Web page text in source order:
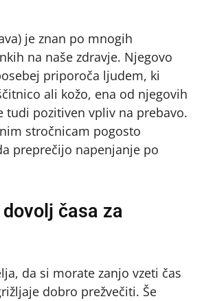
je znan po mnogih
na naše zdravje. Njegovo
priporoča ljudem, ki
ali kožo, ena od njegovih
tudi pozitiven vpliv na prebavo.
stročnicam pogosto
preprečijo napenjanje po
časa za
da si morate zanjo vzeti čas
dobro prežvečiti. Še